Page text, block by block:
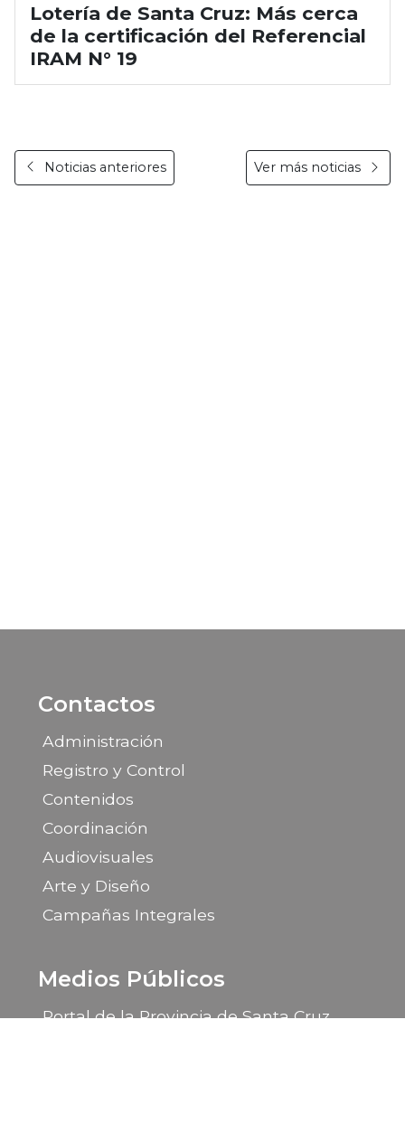
Lotería de Santa Cruz: Más cerca
de la certificación del Referencial
IRAM N° 19
Noticias anteriores Ver más noticias
Contactos
Administración
Registro y Control
Contenidos
Coordinación
Audiovisuales
Arte y Diseño
Campañas Integrales
Medios Públicos
Portal de la Provincia de Santa Cruz